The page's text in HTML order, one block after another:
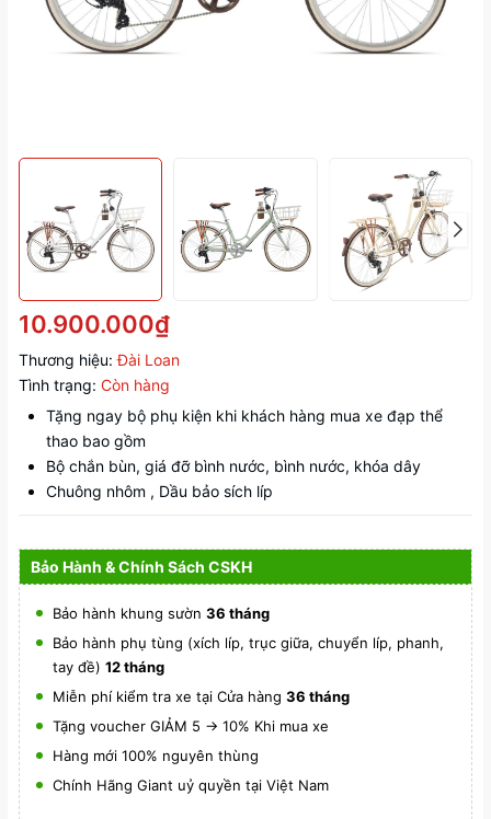
10.900.000₫
Thương hiệu: Đài Loan
Tình trạng: Còn hàng
Tặng ngay bộ phụ kiện khi khách hàng mua xe đạp thể
thao bao gồm
Bộ chắn bùn, giá đỡ bình nước, bình nước, khóa dây
Chuông nhôm , Dầu bảo sích líp
Bảo Hành & Chính Sách CSKH
Bảo hành khung sườn 36 tháng
Bảo hành phụ tùng (xích líp, trục giữa, chuyển líp, phanh,
tay đề) 12 tháng
Miễn phí kiểm tra xe tại Cửa hàng 36 tháng
Tặng voucher GIẢM 5 -> 10% Khi mua xe
Hàng mới 100% nguyên thùng
Chính Hãng Giant uỷ quyền tại Việt Nam